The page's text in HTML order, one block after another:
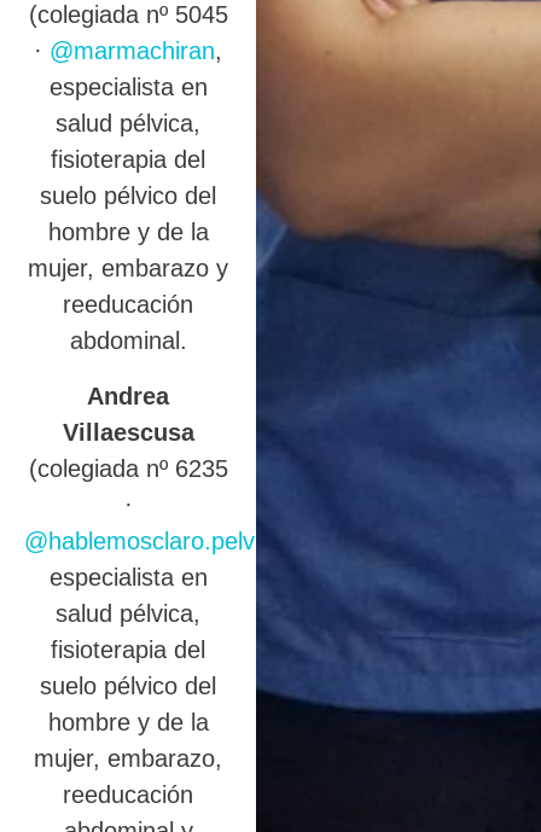
(colegiada nº 5045
· @marmachiran,
especialista en
salud pélvica,
fisioterapia del
suelo pélvico del
hombre y de la
mujer, embarazo y
reeducación
abdominal.
Andrea
Villaescusa
(colegiada nº 6235
·
@hablemosclaro.pelvic
),
especialista en
salud pélvica,
fisioterapia del
suelo pélvico del
hombre y de la
mujer, embarazo,
reeducación